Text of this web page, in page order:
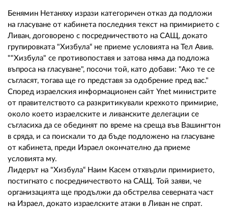
Бенямин Нетаняху изрази категоричен отказ да подложи
на гласуване от кабинета последния текст на примирието с
Ливан, договорено с посредничеството на САЩ, докато
групировката "Хизбула“ не приеме условията на Тел Авив.
""Хизбула" се противопоставя и затова няма да подложа
въпроса на гласуване", посочи той, като добави: "Ако те се
съгласят, тогава ще го представя за одобрение пред вас."
Според израелския информационен сайт Ynet министрите
от правителството са разкритикували крехкото примирие,
около което израелските и ливанските делегации се
съгласиха да се обединят по време на среща във Вашингтон
в сряда, и са поискали то да бъде подложено на гласуване
от кабинета, преди Израел окончателно да приеме
условията му.
Лидерът на "Хизбула“ Наим Касем отхвърли примирието,
постигнато с посредничеството на САЩ. Той заяви, че
организацията ще продължи да обстрелва северната част
на Израел, докато израелските атаки в Ливан не спрат.